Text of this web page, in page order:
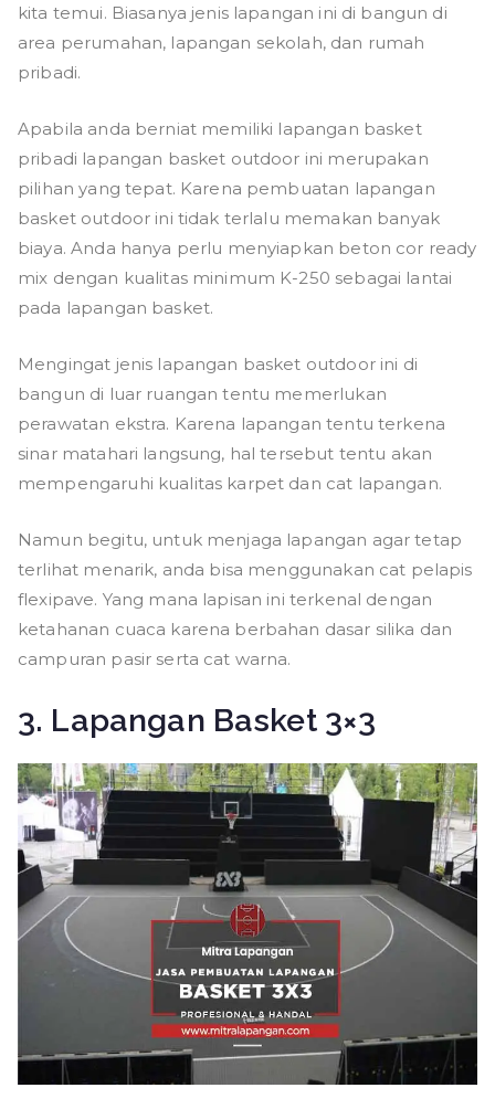
kita temui. Biasanya jenis lapangan ini di bangun di
area perumahan, lapangan sekolah, dan rumah
pribadi.
Apabila anda berniat memiliki lapangan basket
pribadi lapangan basket outdoor ini merupakan
pilihan yang tepat. Karena pembuatan lapangan
basket outdoor ini tidak terlalu memakan banyak
biaya. Anda hanya perlu menyiapkan beton cor ready
mix dengan kualitas minimum K-250 sebagai lantai
pada lapangan basket.
Mengingat jenis lapangan basket outdoor ini di
bangun di luar ruangan tentu memerlukan
perawatan ekstra. Karena lapangan tentu terkena
sinar matahari langsung, hal tersebut tentu akan
mempengaruhi kualitas karpet dan cat lapangan.
Namun begitu, untuk menjaga lapangan agar tetap
terlihat menarik, anda bisa menggunakan cat pelapis
flexipave. Yang mana lapisan ini terkenal dengan
ketahanan cuaca karena berbahan dasar silika dan
campuran pasir serta cat warna.
3. Lapangan Basket 3×3